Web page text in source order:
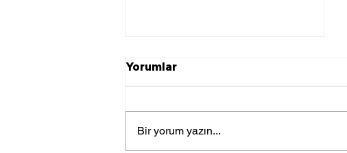
Yorumlar
Bir yorum yazın...